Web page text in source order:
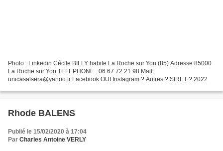
Photo : Linkedin Cécile BILLY habite La Roche sur Yon (85) Adresse 85000
La Roche sur Yon TELEPHONE : 06 67 72 21 98 Mail :
unicasalsera@yahoo.fr Facebook OUI Instagram ? Autres ? SIRET ? 2022
Rhode BALENS
Publié le 15/02/2020 à 17:04
Par Charles Antoine VERLY